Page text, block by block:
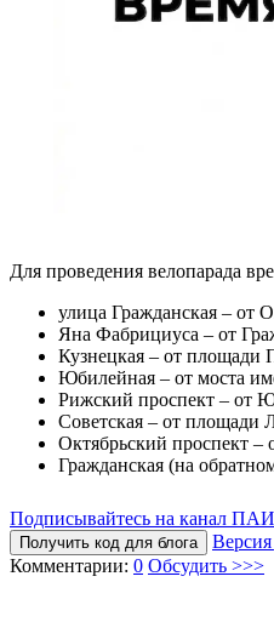
Для проведения велопарада
улица Гражданская – от
Яна Фабрициуса – от
Кузнецкая – от площади
Юбилейная – от моста
Рижский проспект – от
Советская – от площади
Октябрьский проспект –
Гражданская (на
Подписывайтесь на канал
Получить код для блога
Версия
Комментарии: 0 Обсудить >>>